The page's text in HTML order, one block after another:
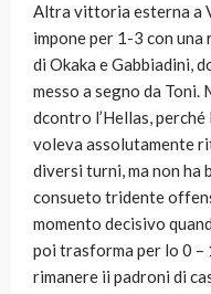
Altra vittoria esterna a
impone per 1-3 con
di Okaka e Gabbiadini,
messo a segno da
dcontro l’Hellas,
voleva assolutamente
diversi turni, ma non ha
consueto tridente
momento decisivo
poi trasforma per lo 0 –
rimanere ii padroni di